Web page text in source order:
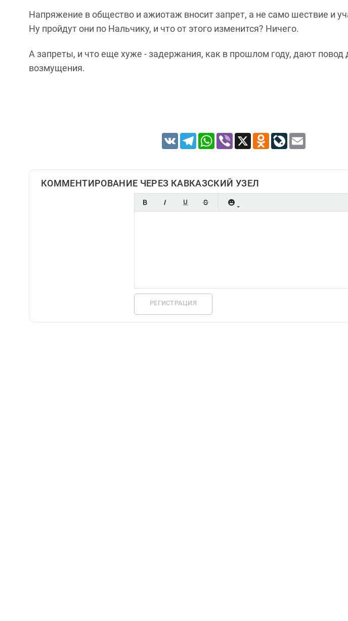
Напряжение в общество и ажиотаж вносит запрет, а не само шествие и
Ну пройдут они по Нальчику, и что от этого изменится? Ничего.
А запреты, и что еще хуже - задержания, как в прошлом году, дают повод
возмущения.
VK TelegramWhatsApp
Viber X Odnoklassniki
LiveJournal
КОММЕНТИРОВАНИЕ ЧЕРЕЗ КАВКАЗСКИЙ УЗЕЛ
РЕГИСТРАЦИЯ